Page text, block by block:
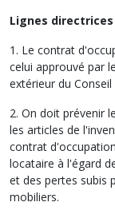
Lignes directrices
1. Le contrat
celui approuvé par
extérieur du
2. On doit prévenir
les articles de
contrat
locataire à l'égard
et des pertes subis
mobiliers.